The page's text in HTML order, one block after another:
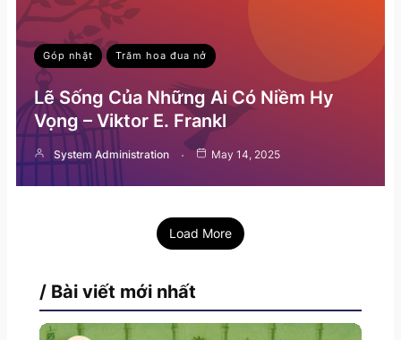
Góp nhặt Trăm hoa đua nở
Lẽ Sống Của Những Ai Có Niềm Hy
Vọng – Viktor E. Frankl
System Administration May 14, 2025
Load More
/ Bài viết mới nhất